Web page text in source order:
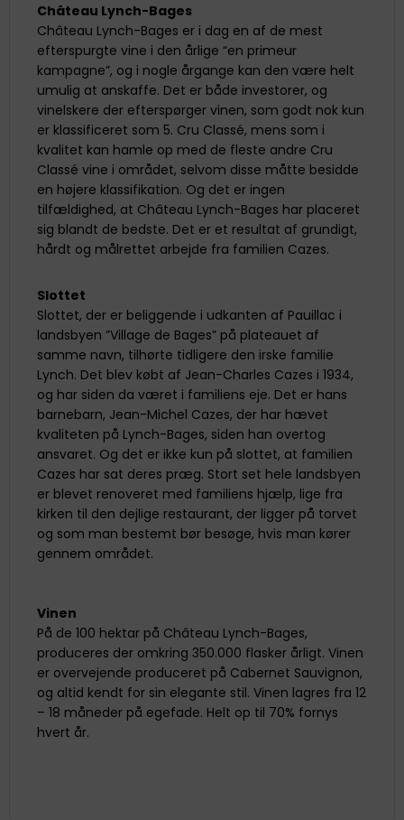
Château Lynch-Bages
Château Lynch-Bages er i dag en af de mest
efterspurgte vine i den årlige “en primeur
kampagne”, og i nogle årgange kan den være helt
umulig at anskaffe. Det er både investorer, og
vinelskere der efterspørger vinen, som godt nok kun
er klassificeret som 5. Cru Classé, mens som i
kvalitet kan hamle op med de fleste andre Cru
Classé vine i området, selvom disse måtte besidde
en højere klassifikation. Og det er ingen
tilfældighed, at Château Lynch-Bages har placeret
sig blandt de bedste. Det er et resultat af grundigt,
hårdt og målrettet arbejde fra familien Cazes.
Slottet
Slottet, der er beliggende i udkanten af Pauillac i
landsbyen ”Village de Bages” på plateauet af
samme navn, tilhørte tidligere den irske familie
Lynch. Det blev købt af Jean-Charles Cazes i 1934,
og har siden da været i familiens eje. Det er hans
barnebarn, Jean-Michel Cazes, der har hævet
kvaliteten på Lynch-Bages, siden han overtog
ansvaret. Og det er ikke kun på slottet, at familien
Cazes har sat deres præg. Stort set hele landsbyen
er blevet renoveret med familiens hjælp, lige fra
kirken til den dejlige restaurant, der ligger på torvet
og som man bestemt bør besøge, hvis man kører
gennem området.
Vinen
På de 100 hektar på Château Lynch-Bages,
produceres der omkring 350.000 flasker årligt. Vinen
er overvejende produceret på Cabernet Sauvignon,
og altid kendt for sin elegante stil. Vinen lagres fra 12
– 18 måneder på egefade. Helt op til 70% fornys
hvert år.